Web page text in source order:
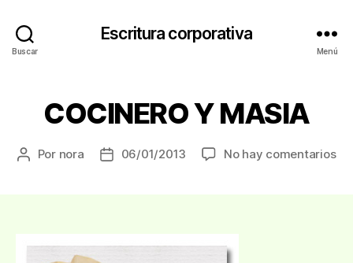
Buscar
Escritura corporativa
Menú
COCINERO Y MASIA
Autor
Por nora
Fecha06/01/2013 No hay comentariosen